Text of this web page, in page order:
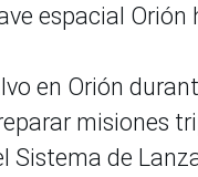
espacial Orión
en Orión
misiones
Sistema de